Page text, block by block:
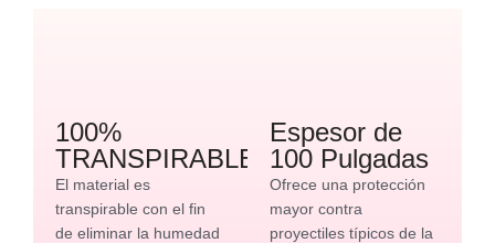
100%
TRANSPIRABLE
El material es
transpirable con el fin
de eliminar la humedad
Espesor de
100 Pulgadas
Ofrece una protección
mayor contra
proyectiles típicos de la